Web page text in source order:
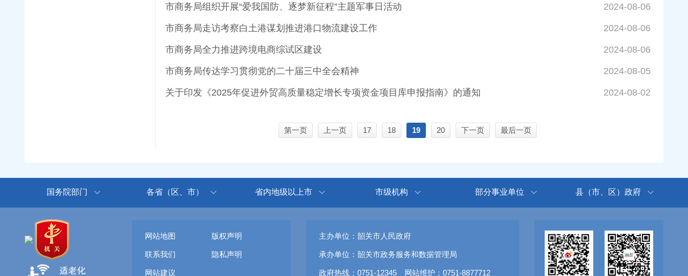
市商务局组织开展“爱我国防、逐梦新征程”主题军事日活动 2024-08-06
市商务局走访考察白土港谋划推进港口物流建设工作 2024-08-06
市商务局全力推进跨境电商综试区建设 2024-08-06
市商务局传达学习贯彻党的二十届三中全会精神 2024-08-05
关于印发《2025年促进外贸高质量稳定增长专项资金项目库申报指南》的通知 2024-08-02
第一页 上一页 17 18 19 20 下一页 最后一页
国务院部门 各省（区、市） 省内地级以上市 市级机构 部分事业单位 县（市、区）政府
网站地图 版权声明
联系我们 隐私声明
网站建议
主办单位：韶关市人民政府
承办单位：韶关市政务服务和数据管理局
政府热线：0751-12345 网站维护：0751-8877712